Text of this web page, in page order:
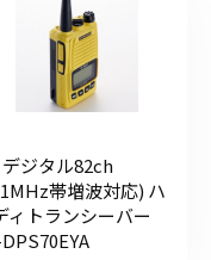
デジタル82ch
帯増波対応) ハ
ィトランシーバー